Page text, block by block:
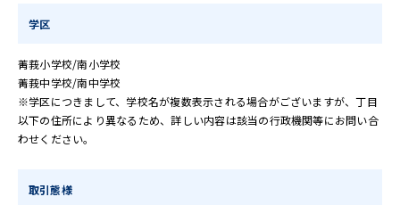
学区
菁莪小学校/南小学校
菁莪中学校/南中学校
※学区につきまして、学校名が複数表示される場合がございますが、丁目
以下の住所により異なるため、詳しい内容は該当の行政機関等にお問い合
わせください。
取引態様